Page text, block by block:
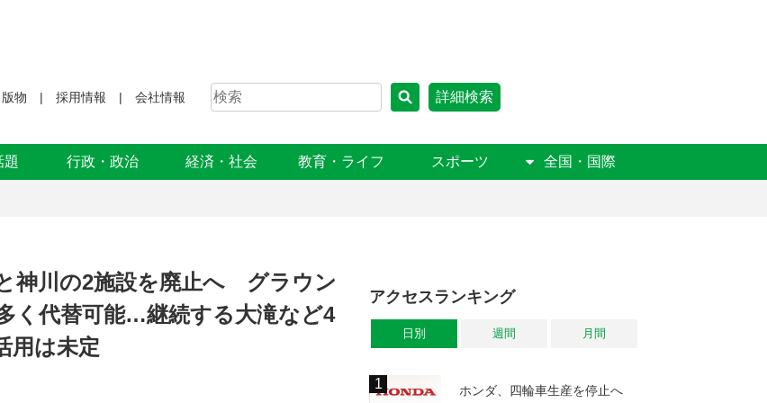
物 採用情報 会社情報 詳細検索
題 行政・政治 経済・社会 教育・ライフ スポーツ 全国・国際
神川の2施設を廃止へ グラウン
く代替可能…継続する大滝など4
用は未定
アクセスランキング
日別 週間 月間
ホンダ、四輪車生産を停止へ